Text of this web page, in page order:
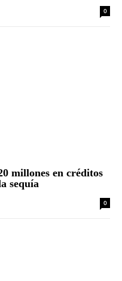
0
millones en créditos
sequía
0